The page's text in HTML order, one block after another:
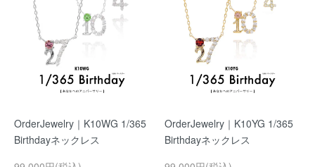
OrderJewelry｜K10WG 1/365
Birthdayネックレス
OrderJewelry｜K10YG 1/365
Birthdayネックレス